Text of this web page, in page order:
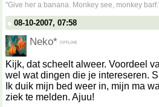
"Give her a banana. Monkey see, monkey
08-10-2007, 07:58
Neko*
Kijk, dat scheelt alweer. Voordeel
wel wat dingen die je intereseren.
Ik duik mijn bed weer in, mijn ma
ziek te melden. Ajuu!